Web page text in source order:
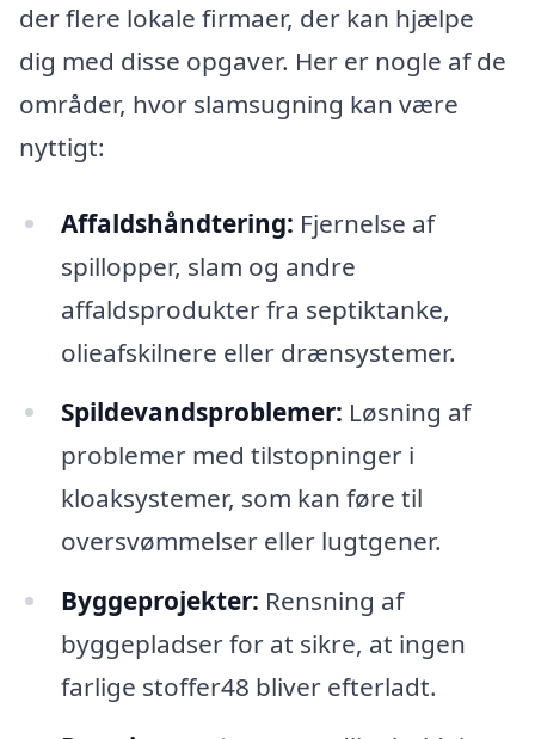
der flere lokale firmaer, der kan hjælpe
dig med disse opgaver. Her er nogle af de
områder, hvor slamsugning kan være
nyttigt:
Affaldshåndtering: Fjernelse af
spillopper, slam og andre
affaldsprodukter fra septiktanke,
olieafskilnere eller drænsystemer.
Spildevandsproblemer: Løsning af
problemer med tilstopninger i
kloaksystemer, som kan føre til
oversvømmelser eller lugtgener.
Byggeprojekter: Rensning af
byggepladser for at sikre, at ingen
farlige stoffer48 bliver efterladt.